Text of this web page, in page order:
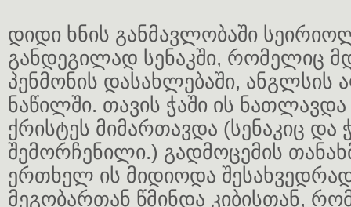
დიდი ხნის განმავლობაში
განდეგილად სენაკში, რომელიც
პენმონის დასახლებაში, ანგლსის
ნაწილში. თავის ჭაში ის ნათლავდა
ქრისტეს მიმართავდა (სენაკიც და
შემორჩენილი.) გადმოცემის
ერთხელ ის მიდიოდა
მეგობართან წმინდა კიბისთან,